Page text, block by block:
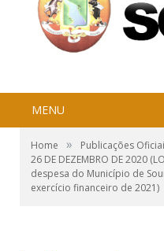
MENU
Home » Publicações
26 DE DEZEMBRO DE 2020
despesa do Município de
exercício financeiro de 2021)